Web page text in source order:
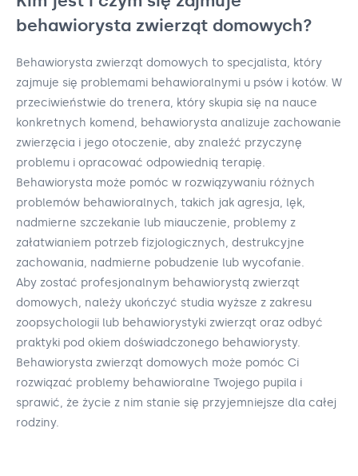
behawiorysta zwierząt domowych?
Behawiorysta zwierząt domowych to specjalista, który
zajmuje się problemami behawioralnymi u psów i kotów. W
przeciwieństwie do trenera, który skupia się na nauce
konkretnych komend, behawiorysta analizuje zachowanie
zwierzęcia i jego otoczenie, aby znaleźć przyczynę
problemu i opracować odpowiednią terapię.
Behawiorysta może pomóc w rozwiązywaniu różnych
problemów behawioralnych, takich jak agresja, lęk,
nadmierne szczekanie lub miauczenie, problemy z
załatwianiem potrzeb fizjologicznych, destrukcyjne
zachowania, nadmierne pobudzenie lub wycofanie.
Aby zostać profesjonalnym behawiorystą zwierząt
domowych, należy ukończyć studia wyższe z zakresu
zoopsychologii lub behawiorystyki zwierząt oraz odbyć
praktyki pod okiem doświadczonego behawiorysty.
Behawiorysta zwierząt domowych może pomóc Ci
rozwiązać problemy behawioralne Twojego pupila i
sprawić, że życie z nim stanie się przyjemniejsze dla całej
rodziny.